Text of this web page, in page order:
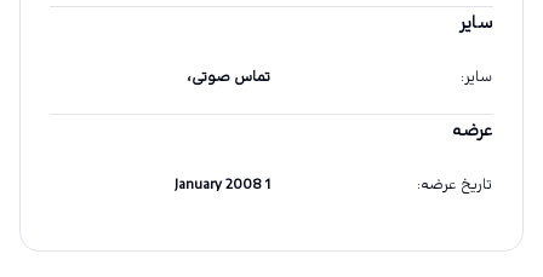
سایر
سایر: تماس صوتی،
عرضه
تاریخ عرضه:
1 January 2008